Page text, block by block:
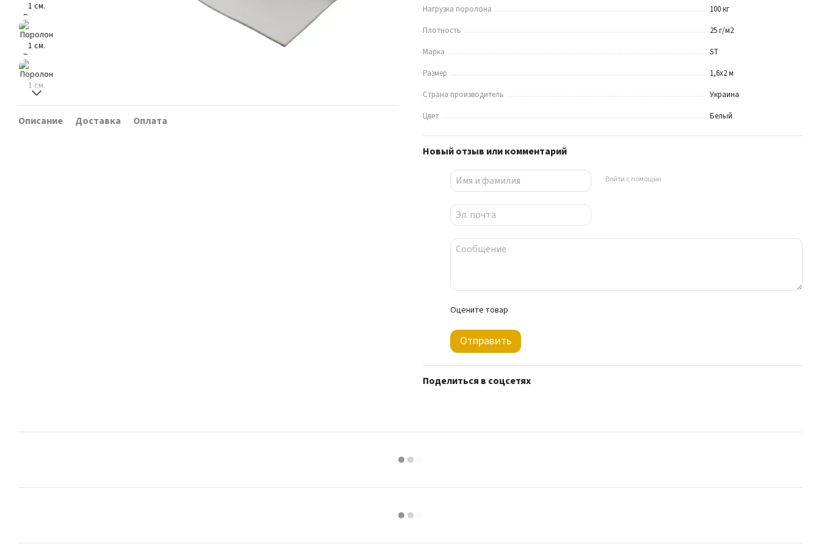
Описание Доставка Оплата
Нагрузка поролона
100 кг
Плотность
25 г/м2
Марка
ST
Размер
1,6х2 м
Страна производитель
Украина
Цвет
Белый
Новый отзыв или комментарий
Войти с помощью
Оцените товар
Отправить
Поделиться в соцсетях